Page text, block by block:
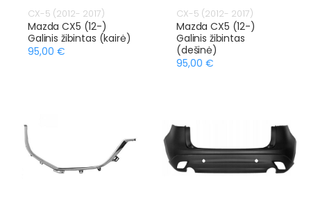
CX-5 (2012- 2017)
Mazda CX5 (12-)
Galinis žibintas (kairė)
95,00 €
CX-5 (2012- 2017)
Mazda CX5 (12-)
Galinis žibintas
(dešinė)
95,00 €